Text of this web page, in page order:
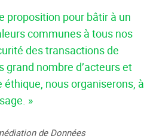
proposition pour bâtir à un
communes à tous nos
des transactions de
grand nombre d’acteurs et
nous organiserons, à
»
de Données